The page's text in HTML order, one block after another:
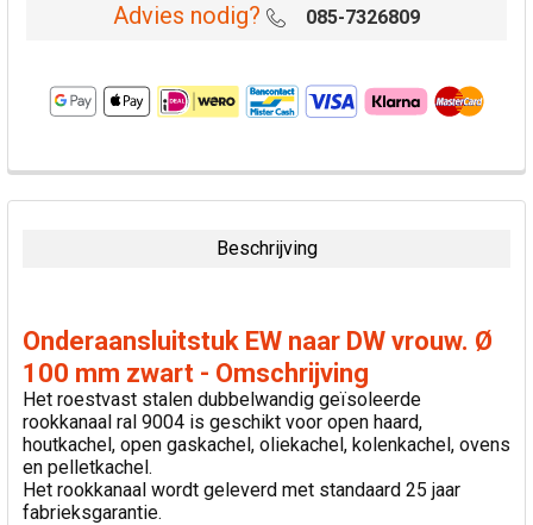
Advies nodig? 085-7326809
VAAK
SAMEN
VOEG
GESELECTEERDE
TOE AAN
WINKELWAGEN
Beschrijving
Onderaansluitstuk EW naar DW vrouw. Ø
100 mm zwart - Omschrijving
Het roestvast stalen dubbelwandig geïsoleerde
rookkanaal ral 9004 is geschikt voor open haard,
houtkachel, open gaskachel, oliekachel, kolenkachel, ovens
en pelletkachel.
Het rookkanaal wordt geleverd met standaard 25 jaar
fabrieksgarantie.